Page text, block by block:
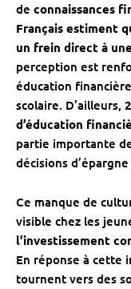
de connaissances
Français estiment
un frein direct à
perception est
éducation
scolaire. D’ailleurs,
d’éducation
partie importante
décisions
Ce manque de
visible chez les
l’investissement
En réponse à cette
tournent vers des